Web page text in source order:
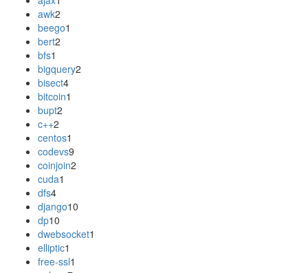
awk2
beego1
bert2
bfs1
bigquery2
bisect4
bitcoin1
bupt2
c++2
centos1
codevs9
coinjoin2
cuda1
dfs4
django10
dp10
dwebsocket1
elliptic1
free-ssl1